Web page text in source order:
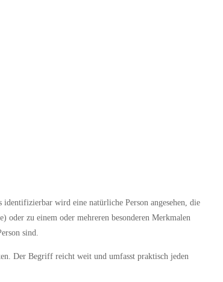
wird eine natürliche Person angesehen, die
zu einem oder mehreren besonderen Merkmalen
sind.
Der Begriff reicht weit und umfasst praktisch jeden